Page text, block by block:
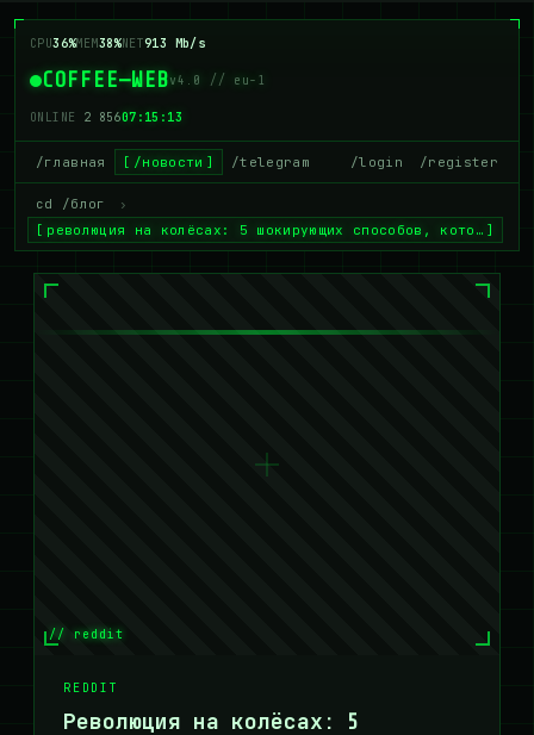
CPU36%MEM38%NET913 Mb/s
COFFEE—WEBv4.0 // eu-1
ONLINE 2 85607:15:13
/главная /новости /telegram /login /register
cd /блог
›
революция на колёсах: 5 шокирующих способов, кото…
// reddit
REDDIT
Революция на колёсах: 5